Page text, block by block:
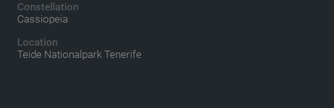
Constellation
Cassiopeia
Location
Teide Nationalpark Tenerife